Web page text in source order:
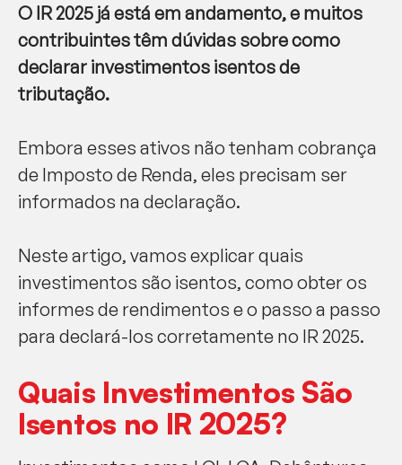
O IR 2025 já está em andamento, e muitos
contribuintes têm dúvidas sobre como
declarar investimentos isentos de
tributação.
Embora esses ativos não tenham cobrança
de Imposto de Renda, eles precisam ser
informados na declaração.
Neste artigo, vamos explicar quais
investimentos são isentos, como obter os
informes de rendimentos e o passo a passo
para declará-los corretamente no IR 2025.
Quais Investimentos São
Isentos no IR 2025?